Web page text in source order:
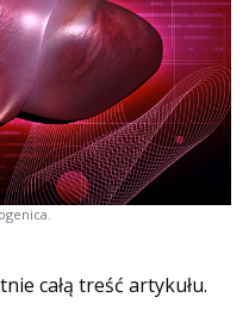
całą treść artykułu.